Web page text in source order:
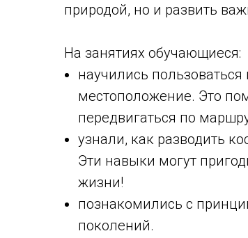
природой, но и развить
На занятиях обучающиеся:
научились
местоположение. Это
передвигаться по
узнали, как разводить
Эти навыки могут
жизни!
познакомились с
поколений.